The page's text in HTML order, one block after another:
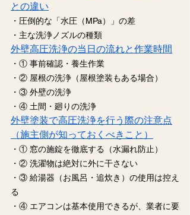
との違い
・圧倒的な「水圧（MPa）」の差
・主な洗浄ノズルの種類
外壁高圧洗浄の当日の流れと作業時間
・① 事前確認・養生作業
・② 屋根の洗浄（屋根塗装もある場合）
・③ 外壁の洗浄
・④ 土間・廻りの洗浄
外壁塗装で高圧洗浄を行う際の注意点
（施主側が知っておくべきこと）
・① 窓の施錠を徹底する（水漏れ防止）
・② 洗濯物は絶対に外に干さない
・③ 給湯器（お風呂・追炊き）の使用は控え
る
・④ エアコンは基本使用できるが、業者に要